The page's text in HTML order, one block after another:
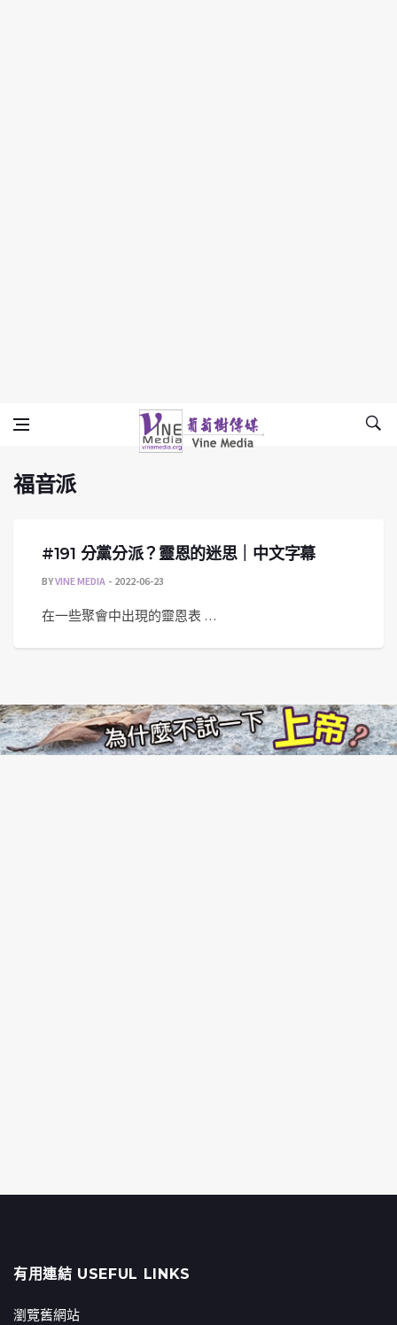
福音派
Vine Media
葡萄樹傳媒
福音派
#191 分黨分派？靈恩的迷思｜中文字幕
BYVINE MEDIA 2022-06-23
在一些聚會中出現的靈恩表 …
有用連結 USEFUL LINKS
瀏覽舊網站